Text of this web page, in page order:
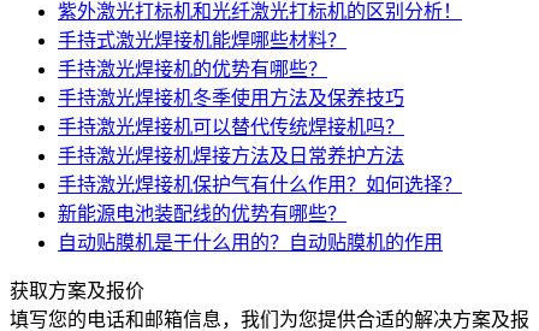
紫外激光打标机和光纤激光打标机的区别分析！
手持式激光焊接机能焊哪些材料？
手持激光焊接机的优势有哪些？
手持激光焊接机冬季使用方法及保养技巧
手持激光焊接机可以替代传统焊接机吗？
手持激光焊接机焊接方法及日常养护方法
手持激光焊接机保护气有什么作用？如何选择？
新能源电池装配线的优势有哪些？
自动贴膜机是干什么用的？自动贴膜机的作用
获取方案及报价
填写您的电话和邮箱信息，我们为您提供合适的解决方案及报